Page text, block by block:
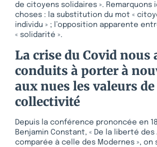
de citoyens solidaires ». Remarquons
choses : la substitution du mot «
individu » ; l’opposition apparente
« solidarité ».
La crise du Covid nous
conduits à porter à
aux nues les valeurs
collectivité
Depuis la conférence prononcée en
Benjamin Constant, « De la liberté des
comparée à celle des Modernes »,